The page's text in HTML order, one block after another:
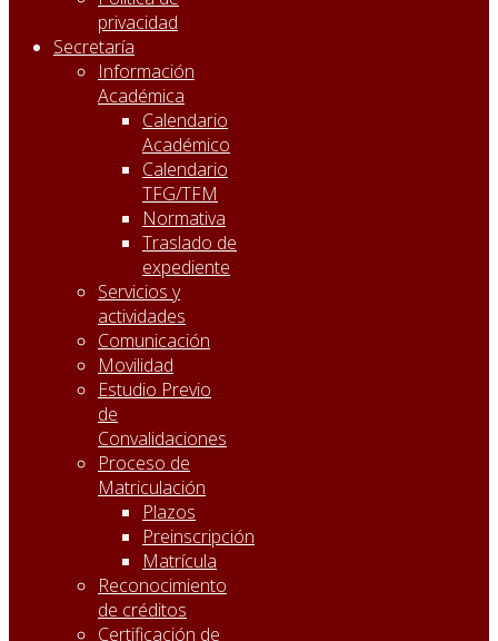
privacidad
Secretaría
Información
Académica
Calendario
Académico
Calendario
TFG/TFM
Normativa
Traslado de
expediente
Servicios y
actividades
Comunicación
Movilidad
Estudio Previo
de
Convalidaciones
Proceso de
Matriculación
Plazos
Preinscripción
Matrícula
Reconocimiento
de créditos
Certificación de